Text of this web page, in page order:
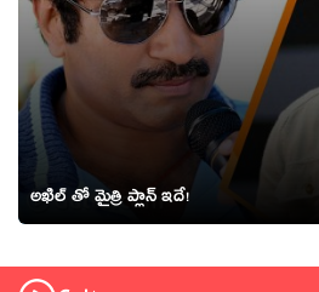
అఖిల్ తో మైత్రి ప్లాన్ ఇదే!